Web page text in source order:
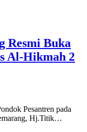
Resmi Buka
Al-Hikmah 2
Pesantren pada
Hj.Titik…